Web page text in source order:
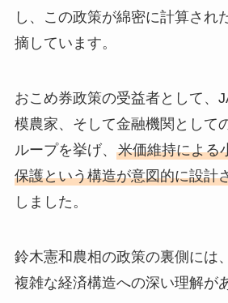
し、この政策が綿密に計算され
摘しています。
おこめ券政策の受益者として、
模農家、そして金融機関として
ループを挙げ、 米価維持による
保護という構造が意図的に設計
しました。
鈴木憲和農相の政策の裏側には
複雑な経済構造への深い理解が